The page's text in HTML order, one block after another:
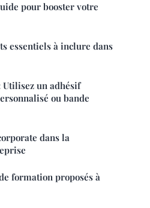
pour booster votre
essentiels à inclure dans
un adhésif
ou bande
dans la
formation proposés à